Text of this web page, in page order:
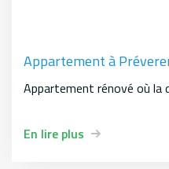
Appartement à
Appartement rénové où
En lire plus